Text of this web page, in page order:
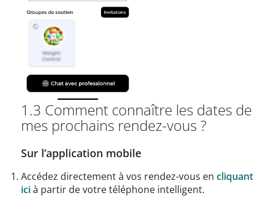
1.3 Comment connaître les dates de
mes prochains rendez-vous ?
Sur l’application mobile
Accédez directement à vos rendez-vous en cliquant
icià partir de votre téléphone intelligent.